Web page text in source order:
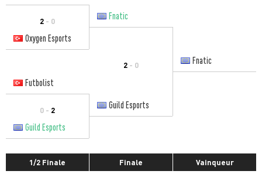
2 - 0
Fnatic
Oxygen Esports
2 - 0
Fnatic
Futbolist
0 - 2
Guild Esports
Guild Esports
1/2 Finale Finale Vainqueur